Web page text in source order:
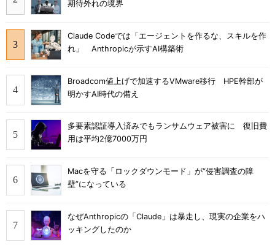
期待外れの境界
Claude Codeでは「エージェントを作るな、スキルを作
れ」 Anthropicが示すAI構築術
Broadcom値上げで加速するVMware移行 HPE幹部が
明かすAI時代の備え
多要素認証導入済みでもランサムウェア被害に 復旧費
用は平均2億7000万円
Macを守る「ロックダウンモード」が“侵害調査の障
壁”になっている
なぜAnthropicの「Claude」は暴走し、現実の企業をハ
ッキングしたのか